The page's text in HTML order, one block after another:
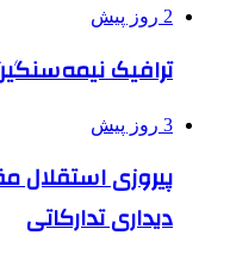
2 روز پیش
ترافیک
3 روز پیش
پیروزی استقلال
دیداری تدارکاتی